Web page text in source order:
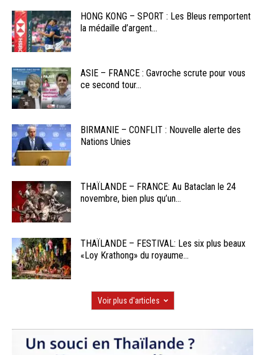
HONG KONG – SPORT : Les Bleus remportent
la médaille d’argent...
ASIE – FRANCE : Gavroche scrute pour vous
ce second tour...
BIRMANIE – CONFLIT : Nouvelle alerte des
Nations Unies
THAÏLANDE – FRANCE: Au Bataclan le 24
novembre, bien plus qu’un...
THAÏLANDE – FESTIVAL: Les six plus beaux
«Loy Krathong» du royaume...
Voir plus d'articles